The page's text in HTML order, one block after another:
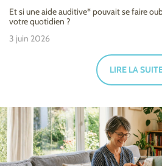
Et si une aide auditive* pouvait se faire
votre quotidien ?
3 juin 2026
LIRE LA